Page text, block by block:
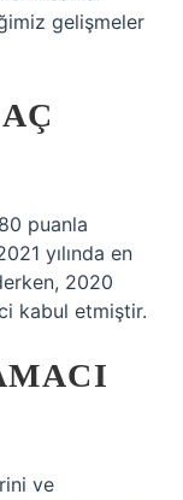
gelişmeler
puanla
yılında en
2020
kabul etmiştir.
ve